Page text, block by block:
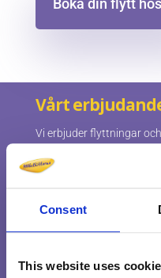
Consent
This website uses
Boka din flytt
Vårt
Vi erbjuder flyttningar
och professionellt utfört
hjälp med hela eller
dig med allt från
Vi gör det enkelt att